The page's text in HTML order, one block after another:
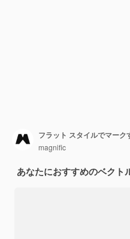
フラット スタイルでマーク
magnific
あなたにおすすめのベクト